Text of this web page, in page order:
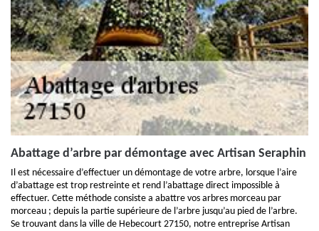
Abattage d’arbre par démontage avec Artisan Seraphin
Il est nécessaire d’effectuer un démontage de votre arbre, lorsque l’aire
d’abattage est trop restreinte et rend l’abattage direct impossible à
effectuer. Cette méthode consiste a abattre vos arbres morceau par
morceau ; depuis la partie supérieure de l’arbre jusqu’au pied de l’arbre.
Se trouvant dans la ville de Hebecourt 27150, notre entreprise Artisan